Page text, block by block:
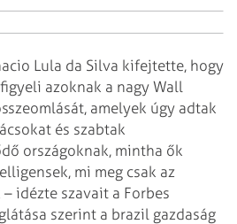
Lula da Silva kifejtette, hogy
figyeli azoknak a nagy Wall
amelyek úgy adtak
és szabtak
országoknak, mintha ők
mi meg csak az
– idézte szavait a Forbes
szerint a brazil gazdaság